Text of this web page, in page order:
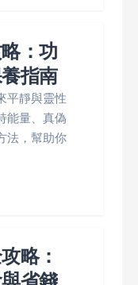
：功
指南
平靜與靈性
能量、真偽
法，幫助你
略：
省錢